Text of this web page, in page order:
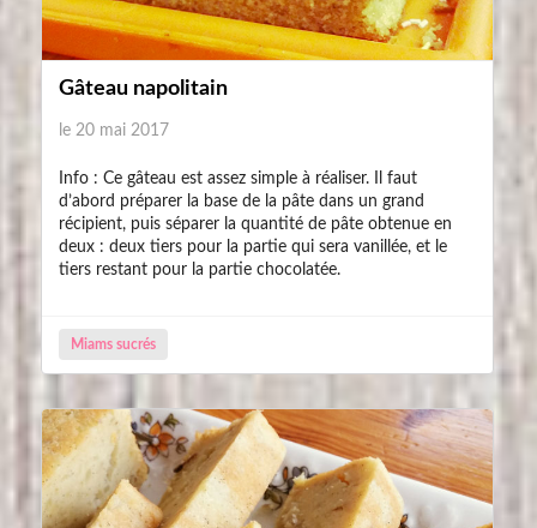
Gâteau napolitain
le 20 mai 2017
Info : Ce gâteau est assez simple à réaliser. Il faut
d’abord préparer la base de la pâte dans un grand
récipient, puis séparer la quantité de pâte obtenue en
deux : deux tiers pour la partie qui sera vanillée, et le
tiers restant pour la partie chocolatée.
Miams sucrés